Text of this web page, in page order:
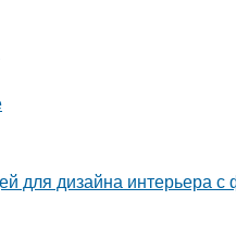
для дизайна интерьера с